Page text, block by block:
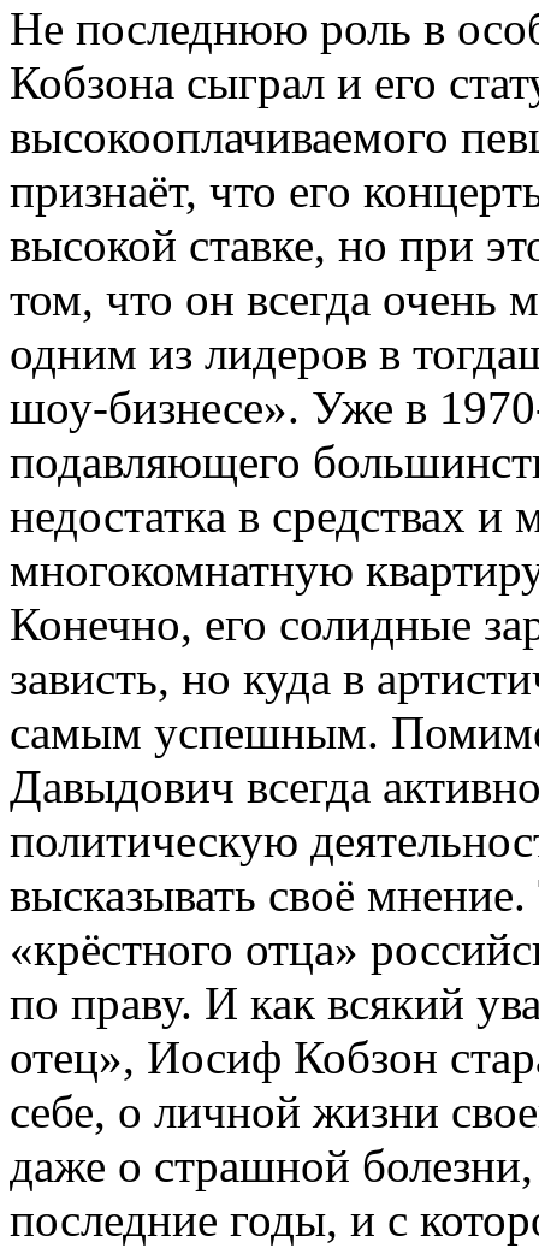
Не последнюю роль в
Кобзона сыграл и его
высокооплачиваемого
признаёт, что его
высокой ставке, но при
том, что он всегда очень
одним из лидеров в
шоу-бизнесе». Уже в
подавляющего
недостатка в средствах и
многокомнатную
Конечно, его солидные
зависть, но куда в
самым успешным.
Давыдович всегда
политическую
высказывать своё
«крёстного отца»
по праву. И как всякий
отец», Иосиф Кобзон
себе, о личной жизни
даже о страшной болезни,
последние годы, и с